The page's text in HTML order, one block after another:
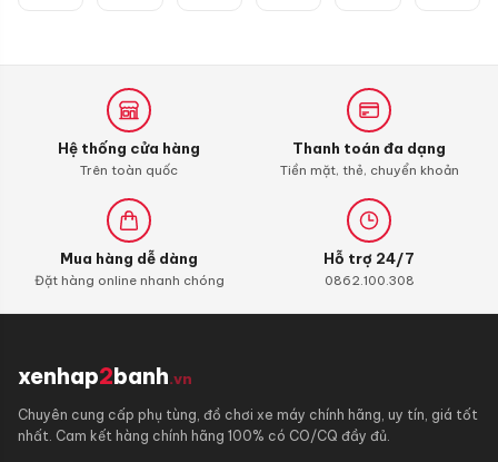
Hệ thống cửa hàng
Trên toàn quốc
Thanh toán đa dạng
Tiền mặt, thẻ, chuyển khoản
Mua hàng dễ dàng
Đặt hàng online nhanh chóng
Hỗ trợ 24/7
0862.100.308
xenhap2banh.vn
Chuyên cung cấp phụ tùng, đồ chơi xe máy chính hãng, uy tín, giá tốt
nhất. Cam kết hàng chính hãng 100% có CO/CQ đầy đủ.